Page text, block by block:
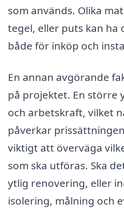
som används. Olika
tegel, eller puts kan ha
både för inköp och
En annan avgörande
på projektet. En större
och arbetskraft, vilket
påverkar
viktigt att överväga
som ska utföras. Ska
ytlig renovering, eller
isolering, målning och